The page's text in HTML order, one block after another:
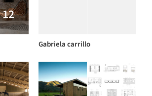
Gabriela carrillo